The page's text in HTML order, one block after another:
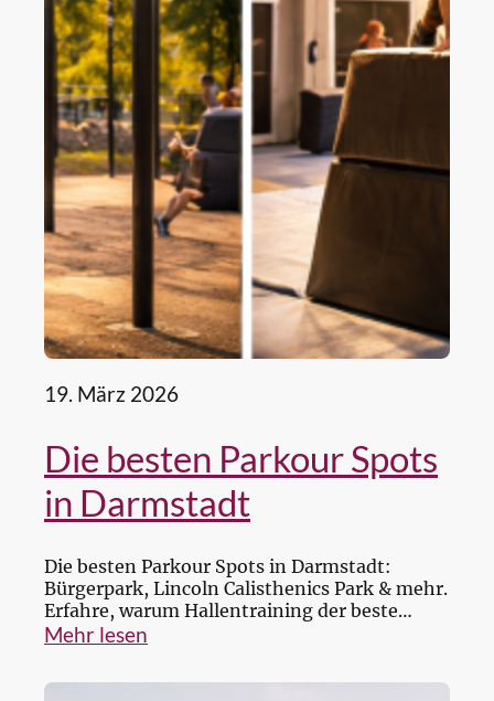
19. März 2026
Die besten Parkour Spots
in Darmstadt
Die besten Parkour Spots in Darmstadt:
Bürgerpark, Lincoln Calisthenics Park & mehr.
Erfahre, warum Hallentraining der beste
Einstieg ist.
Mehr lesen